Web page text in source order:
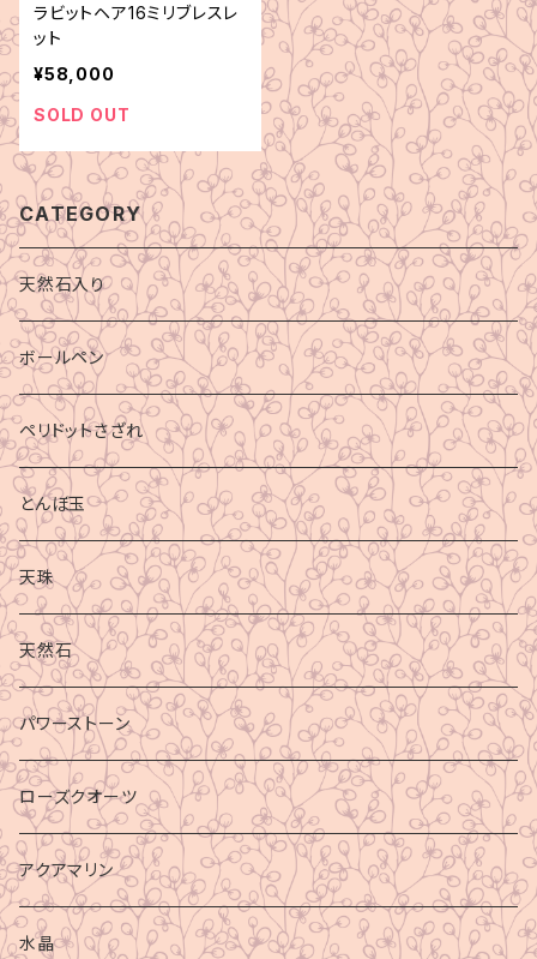
ラビットヘア16ミリブレスレ
ット
¥58,000
SOLD OUT
CATEGORY
天然石入り
ボールペン
ペリドットさざれ
とんぼ玉
天珠
天然石
パワーストーン
ローズクオーツ
アクアマリン
水晶